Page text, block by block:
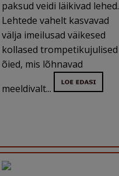
paksud veidi läikivad lehed.
Lehtede vahelt kasvavad
välja imeilusad väikesed
kollased trompetikujulised
õied, mis lõhnavad
meeldivalt...